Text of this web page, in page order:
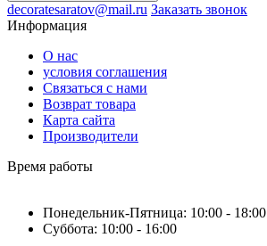
decoratesaratov@mail.ru Заказать звонок
Информация
О нас
условия соглашения
Связаться с нами
Возврат товара
Карта сайта
Производители
Время работы
Понедельник-Пятница: 10:00 - 18:00
Суббота: 10:00 - 16:00